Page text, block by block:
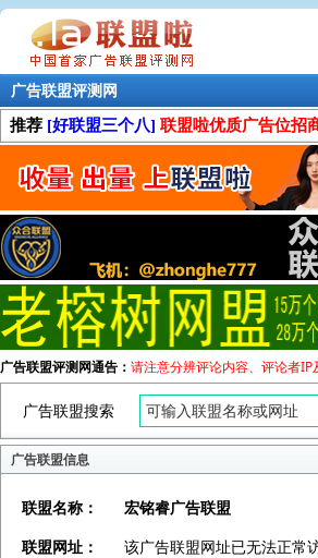
广告联盟评测网
推荐 [好联盟三个八] 联盟啦优质广告位招
广告联盟评测网通告： 请注意分辨评论内容、评论者IP
广告联盟搜索
广告联盟信息
联盟名称：
宏铭睿广告联盟
联盟网址：
该广告联盟网址已无法正常